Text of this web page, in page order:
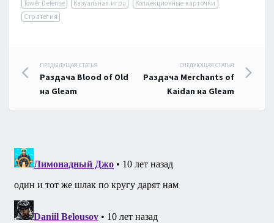
Tower Defense Казуальная игра
Коллекционные карточки
Стратегия
Навигация
по
записям
ПРЕДЫДУЩАЯ СТАТЬЯ
Раздача Blood of Old
на Gleam
СЛЕДУЮЩАЯ СТАТЬЯ
Раздача Merchants of
Kaidan на Gleam